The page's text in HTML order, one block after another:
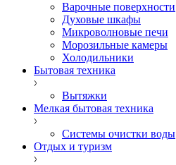
Варочные поверхности
Духовые шкафы
Микроволновые печи
Морозильные камеры
Холодильники
Бытовая техника
Вытяжки
Мелкая бытовая техника
Системы очистки воды
Отдых и туризм